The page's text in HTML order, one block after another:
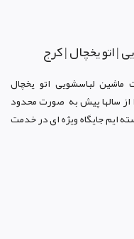
| اتو یخچال | کرج
ماشین لباسشویی اتو یخچال
از سالها پیش به صورت محدود
ایم جایگاه ویژه ای در خدمت